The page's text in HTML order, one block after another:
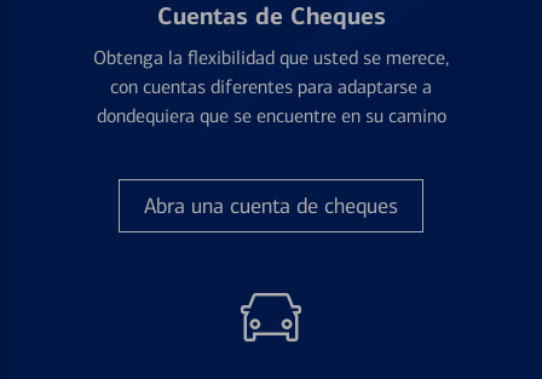
Cuentas de Cheques
Obtenga la flexibilidad que usted se merece,
con cuentas diferentes para adaptarse a
dondequiera que se encuentre en su camino
Abra una cuenta de cheques